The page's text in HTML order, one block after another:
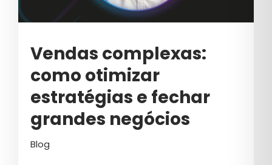
MARKETING DIGITAL PARA
COSMÉTICOS
MARKETING ESTRATÉGICO
MARKETING PARA COSMÉTICOS
MARKETING PREDITIVO
Vendas complexas:
como otimizar
estratégias e fechar
grandes negócios
Blog